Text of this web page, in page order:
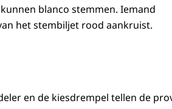
blanco stemmen. Iemand
het stembiljet rood aankruist.
en de kiesdrempel tellen de